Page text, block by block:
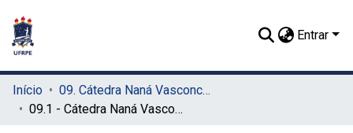
Entrar
Início
09. Cátedra Naná Vasconcelos (CNV)
09.1 - Cátedra Naná Vasconcelos (CNV)